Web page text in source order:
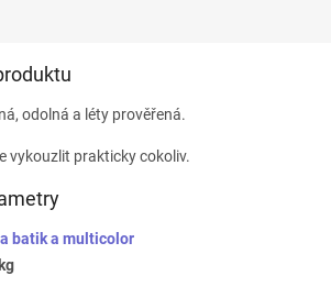
odolná a léty prověřená.
vykouzlit prakticky cokoliv.
batik a multicolor